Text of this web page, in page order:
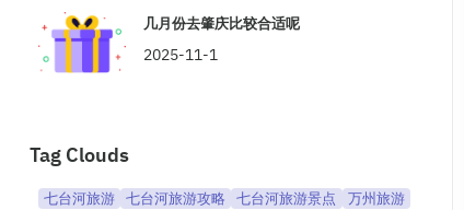
几月份去肇庆比较合适呢
2025-11-1
Tag Clouds
七台河旅游 七台河旅游攻略 七台河旅游景点
万州旅游